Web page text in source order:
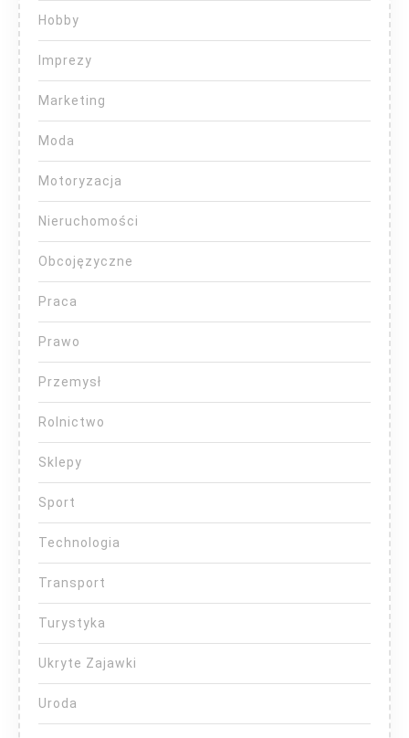
Hobby
Imprezy
Marketing
Moda
Motoryzacja
Nieruchomości
Obcojęzyczne
Praca
Prawo
Przemysł
Rolnictwo
Sklepy
Sport
Technologia
Transport
Turystyka
Ukryte Zajawki
Uroda